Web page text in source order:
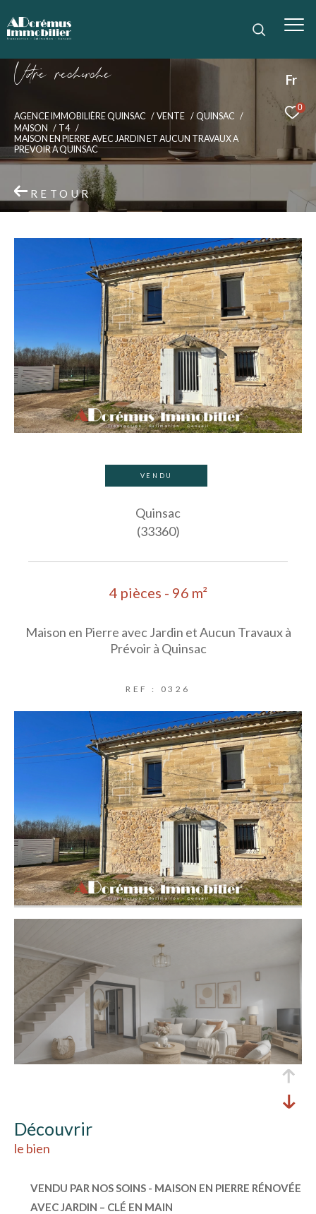
Fr
0
Vore recece
AGENCE IMMOBILIÈRE QUINSAC VENTE
QUINSAC
MAISON
T4
MAISON EN PIERRE AVEC JARDIN ET AUCUN TRAVAUX A
PREVOIR A QUINSAC
RETOUR
VENDU
Quinsac
(33360)
4 pièces - 96 m²
Maison en Pierre avec Jardin et Aucun Travaux à
Prévoir à Quinsac
REF : 0326
découvrir
le bien
VENDU PAR NOS SOINS - MAISON EN PIERRE RÉNOVÉE
AVEC JARDIN – CLÉ EN MAIN